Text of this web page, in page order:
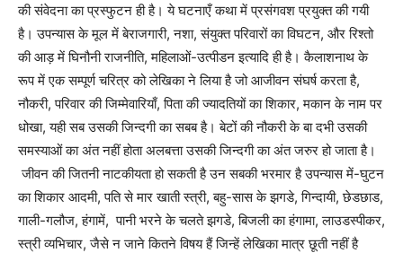
की संवेदना का प्रस्फुटन ही है। ये घटनाएँ कथा में प्रसंगवश प्रयुक्त की गयी
है। उपन्यास के मूल में बेराजगारी, नशा, संयुक्त परिवारों का विघटन, और रिश्तो
की आड़ में घिनौनी राजनीति, महिलाओं-उत्पीडन इत्यादि ही है। कैलाशनाथ के
रूप में एक सम्पूर्ण चरित्र को लेखिका ने लिया है जो आजीवन संघर्ष करता है,
नौकरी, परिवार की जिम्मेवारियाँ, पिता की ज्यादतियों का शिकार, मकान के नाम पर
धोखा, यही सब उसकी जिन्दगी का सबब है। बेटों की नौकरी के बा दभी उसकी
समस्याओं का अंत नहीं होता अलबत्ता उसकी जिन्दगी का अंत जरुर हो जाता है।
जीवन की जितनी नाटकीयता हो सकती है उन सबकी भरमार है उपन्यास में-घुटन
का शिकार आदमी, पति से मार खाती स्त्री, बहु-सास के झगडे, गिन्दायी, छेडछाड,
गाली-गलौज, हंगामें, पानी भरने के चलते झगडे, बिजली का हंगामा, लाउडस्पीकर,
स्त्री व्यभिचार, जैसे न जाने कितने विषय हैं जिन्हें लेखिका मात्र छूती नहीं है